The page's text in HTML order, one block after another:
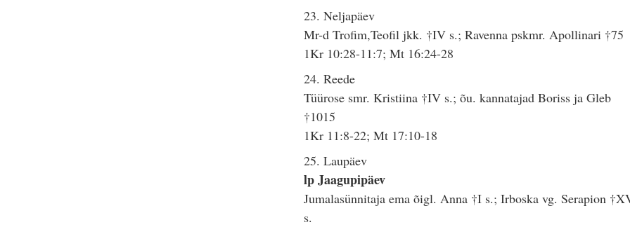
23. Neljapäev
Mr-d Trofim,Teofil jkk. †IV s.; Ravenna pskmr. Apollinari †75
1Kr 10:28-11:7; Mt 16:24-28
24. Reede
Tüürose smr. Kristiina †IV s.; õu. kannatajad Boriss ja Gleb
†1015
1Kr 11:8-22; Mt 17:10-18
25. Laupäev
lp Jaagupipäev
Jumalasünnitaja ema õigl. Anna †I s.; Irboska vg. Serapion
s.